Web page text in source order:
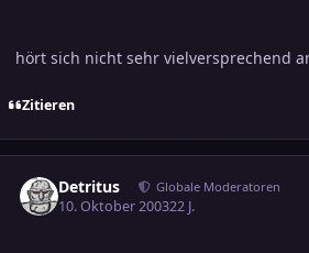
hört sich nicht sehr vielversprechend
Zitieren
Detritus Globale Moderatoren
10. Oktober 200322 J.